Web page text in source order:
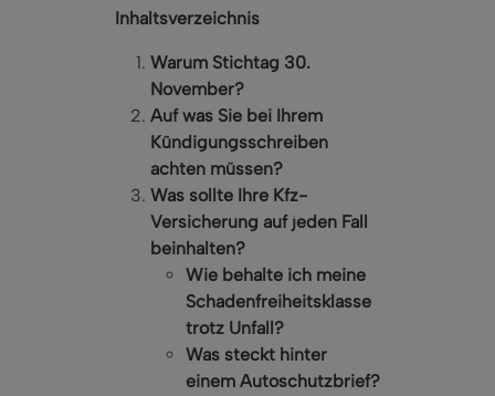
Inhaltsverzeichnis
Warum Stichtag 30.
November?
Auf was Sie bei Ihrem
Kündigungsschreiben
achten müssen?
Was sollte Ihre Kfz-
Versicherung auf jeden Fall
beinhalten?
Wie behalte ich meine
Schadenfreiheitsklasse
trotz Unfall?
Was steckt hinter
einem Autoschutzbrief?